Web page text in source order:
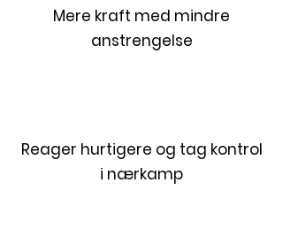
Mere kraft med mindre
anstrengelse
Reager hurtigere og tag kontrol
i nærkamp